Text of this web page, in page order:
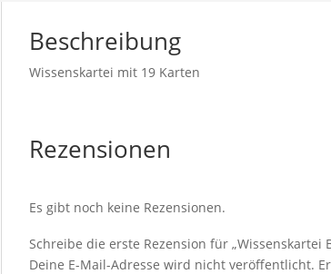
Beschreibung
Wissenskartei mit 19 Karten
Rezensionen
Es gibt noch keine Rezensionen.
Schreibe die erste Rezension für „Wissenskartei
Deine E-Mail-Adresse wird nicht veröffentlicht.